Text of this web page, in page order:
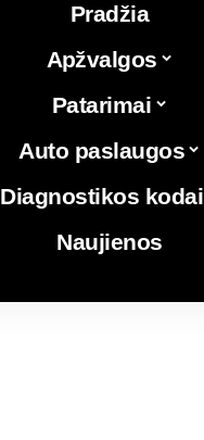
Pradžia
Apžvalgos
Patarimai
Auto paslaugos
Diagnostikos kodai
Naujienos